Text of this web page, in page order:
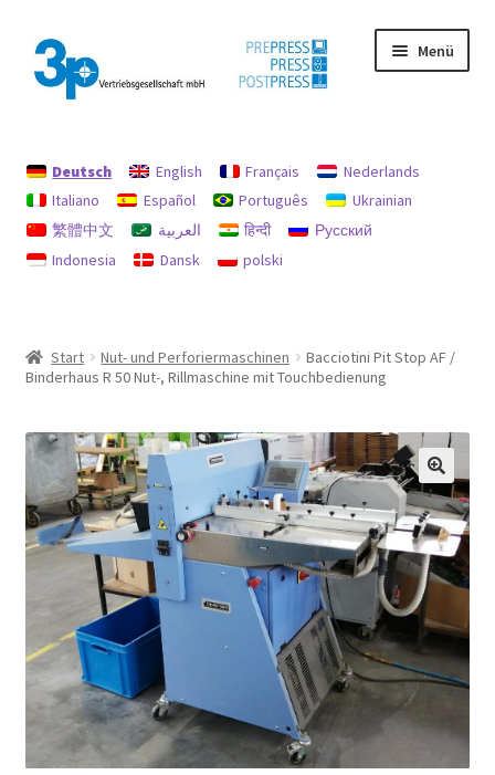
Zur
Navigation
springen
Zum
Inhalt
springen
Menü
Datenschutz
Gebrauchtmaschinen
Deutsch English Français
Nederlands
Italiano
Español Português
Ukrainian
繁體中文
العربية हिन्दी
Русский
Indonesia
Dansk polski
Start Nut- und Perforiermaschinen
Bacciotini Pit Stop AF /
Binderhaus R 50 Nut-, Rillmaschine mit Touchbedienung